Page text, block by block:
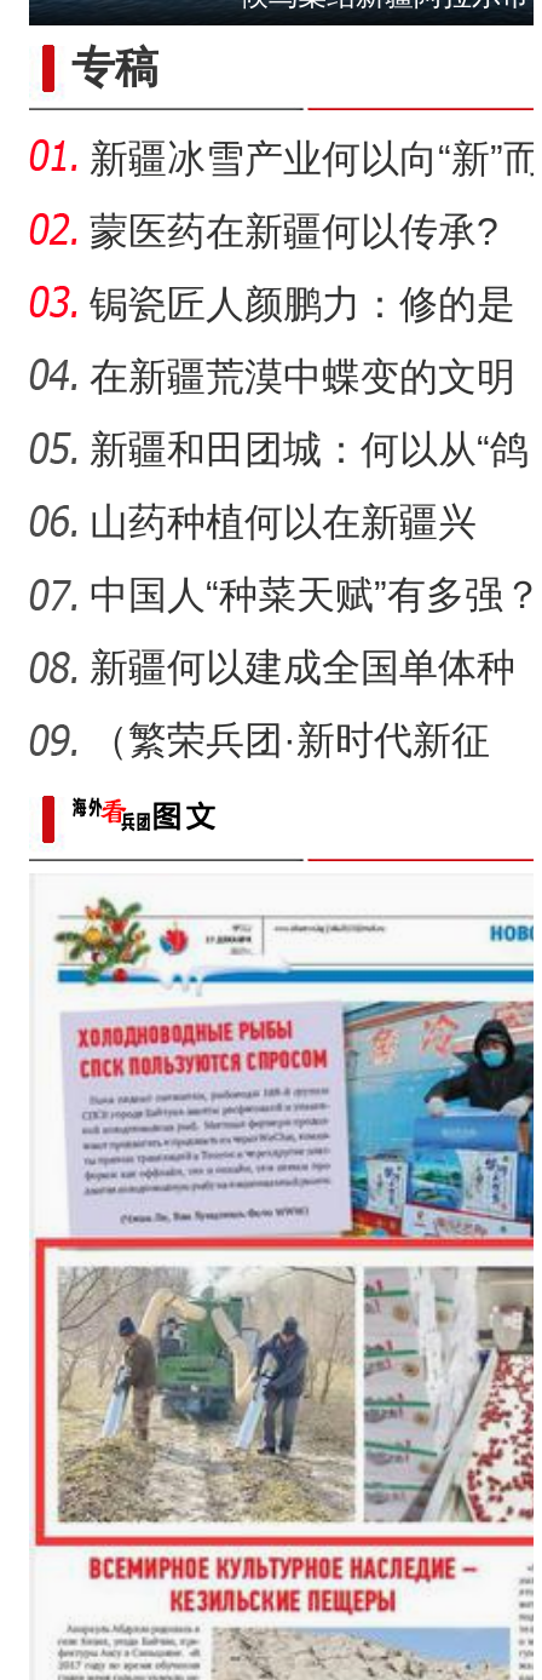
专稿
新疆冰雪产业何以向“新”而
行？
蒙医药在新疆何以传承?
锔瓷匠人颜鹏力：修的是
瓷，也是“情”
在新疆荒漠中蝶变的文明
村镇
新疆和田团城：何以从“鸽
子巷”到网红打卡地
山药种植何以在新疆兴
起？
中国人“种菜天赋”有多强？
戈壁荒漠变“智慧农场
新疆何以建成全国单体种
植面积最大油莎豆示范基
地
（繁荣兵团·新时代新征
程）沙漠瀚海中的新疆兵
团